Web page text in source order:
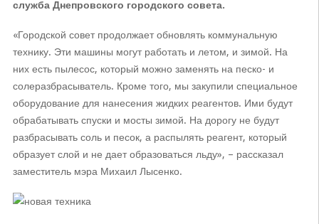
служба Днепровского городского совета.
«Городской совет продолжает обновлять коммунальную
технику. Эти машины могут работать и летом, и зимой. На
них есть пылесос, который можно заменять на песко- и
солеразбрасыватель. Кроме того, мы закупили специальное
оборудование для нанесения жидких реагентов. Ими будут
обрабатывать спуски и мосты зимой. На дорогу не будут
разбрасывать соль и песок, а распылять реагент, который
образует слой и не дает образоваться льду», – рассказал
заместитель мэра Михаил Лысенко.